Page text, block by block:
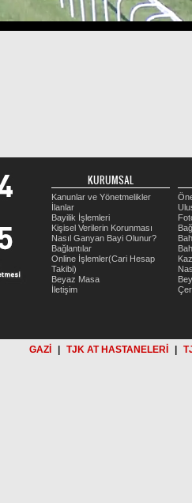
KURUMSAL
Kanunlar ve Yönetmelikler
İlanlar
Bayilik İşlemleri
Kişisel Verilerin Korunması
Nasıl Ganyan Bayi Olunur?
Bağlantılar
Online İşlemler(Cari Hesap
Takibi)
Beyaz Masa
İletişim
GAZİ TJK AT HASTANELERİ